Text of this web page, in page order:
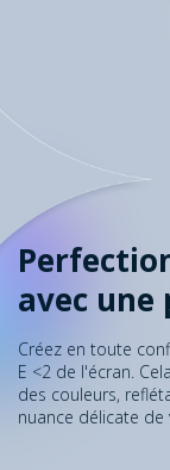
avec une
Créez en toute
E <2 de l'écran.
des couleurs,
nuance délicate